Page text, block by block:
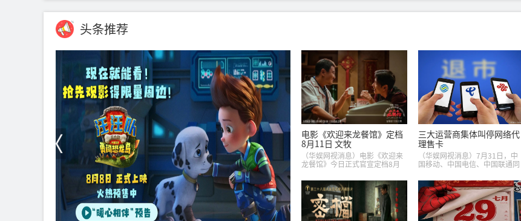
头条推荐
电影《欢迎来龙餐馆》定档
8月11日 文牧
（华娱网视消息）电影《欢迎来
龙餐馆》今日正式官宣定档8月
告及定档海报，并将于8月8日至
10日14:00-21:00举行全国超前
点映...
三大运营商集体叫停网络代
理售卡
（华娱网视消息）7月31日，中
国移动、中国电信、中国联通同
机号卡仅限官方渠道办理，第三
方互联网渠道全面停止相关服
务。这一纸公告...